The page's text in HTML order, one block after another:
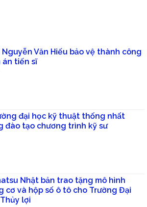
Nguyễn Văn Hiếu bảo vệ thành công
án tiến sĩ
đại học kỹ thuật thống nhất
đào tạo chương trình kỹ sư
Nhật bản trao tặng mô hình
cơ và hộp số ô tô cho Trường Đại
lợi